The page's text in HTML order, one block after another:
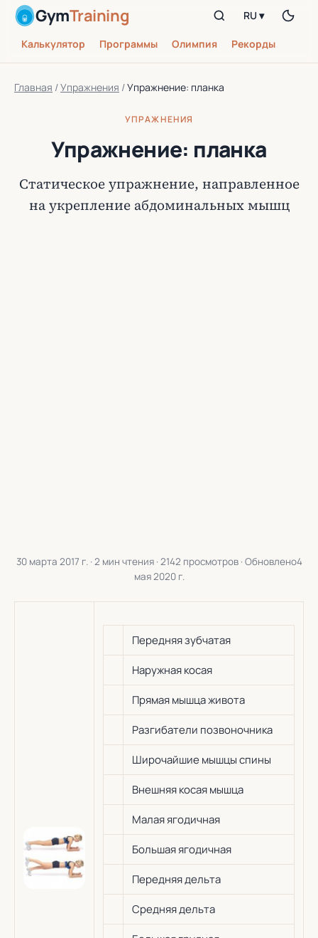
GymTraining
Калькулятор Программы Олимпия Рекорды
RU ▾
Главная /Упражнения /Упражнение: планка
УПРАЖНЕНИЯ
Упражнение: планка
Статическое упражнение, направленное
на укрепление абдоминальных мышц
30 марта 2017 г.· 2 мин чтения · 2142 просмотров · Обновлено4
мая 2020 г.
Передняя зубчатая
Наружная косая
Прямая мышца живота
Разгибатели позвоночника
Широчайшие мышцы спины
Внешняя косая мышца
Малая ягодичная
Большая ягодичная
Передняя дельта
Средняя дельта